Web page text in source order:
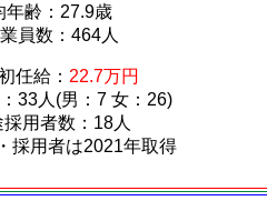
年齢：27.9歳
員数：464人
任給： 22.7万円
33人(男：7 女：26)
採用者数：18人
採用者は2021年取得